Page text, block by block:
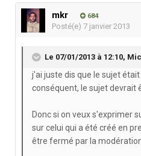
mkr 684
Posté(e) 7 janvier 2013
Le 07/01/2013 à 12:10,
j'ai juste dis que le sujet
conséquent, le sujet devrait
Donc si on veux s'exprimer
sur celui qui a été créé en
être fermé par la